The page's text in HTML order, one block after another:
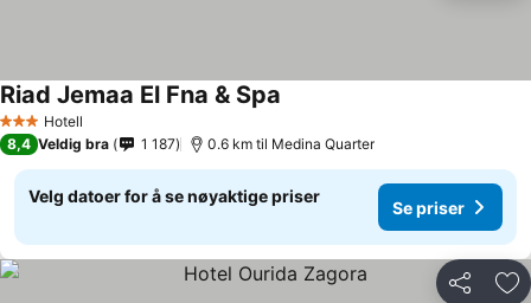
3 StjernerHotell
Riad Jemaa El Fna & Spa
8,4 Veldig bra 1 187 0.6 km til Medina Quarter
Velg datoer for å se nøyaktige priser
Se priser
Del